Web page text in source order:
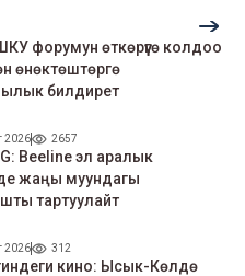
форумун өткөрүүгө колдоо
өнөктөштөргө
билдирет
2026 2657
Beeline эл аралык
жаңы муундагы
тартуулайт
2026 312
кино: Ысык-Көлдө